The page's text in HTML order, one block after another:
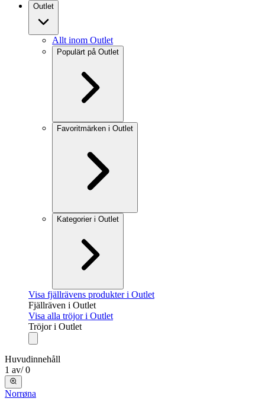
Outlet
Allt inom Outlet
Populärt på Outlet
Favoritmärken i Outlet
Kategorier i Outlet
Visa fjällrävens produkter i Outlet
Fjällräven i Outlet
Visa alla tröjor i Outlet
Tröjor i Outlet
Huvudinnehåll
1 av/ 0
Norrøna